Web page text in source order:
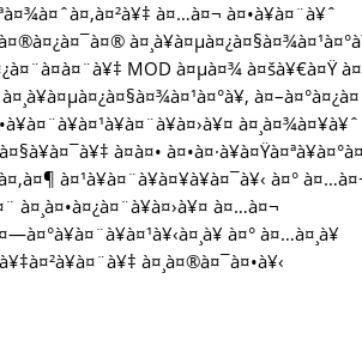
à¤…à¤¬ à¤•à¥à¤¨à¥ˆ
MOD à¤µà¤¾ à¤šà¥€à¤Ÿ
à¤¸à¤¾à¤¥à¥ˆ
à¤à¤•
à¤¹à¥à¤¨à¥à¤¥à¥à¤¯à¥‹ à¤°
à¤¸à¤•à¤¿à¤¨à¥à¤›à¥¤ à¤…à¤¬
à¤° à¤…à¤¸à¥
à¤¸à¤®à¤¯à¤•à¥‹